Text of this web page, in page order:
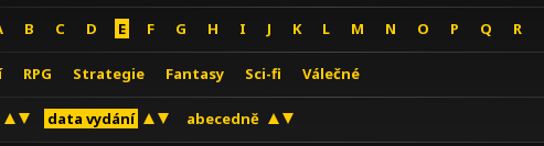
B C D E F G H I J K L M N O P Q R
RPG Strategie Fantasy Sci-fi Válečné
data vydání abecedně